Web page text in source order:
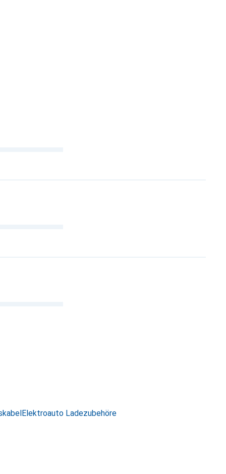
Elektroauto Ladezubehöre